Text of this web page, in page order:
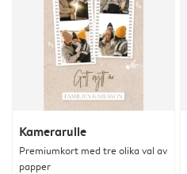
Kamerarulle
Premiumkort med tre olika val av
papper